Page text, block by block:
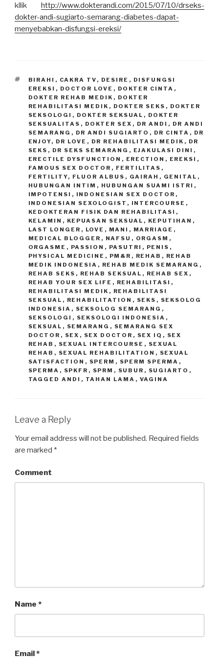
kllik http://www.dokterandi.com/2015/07/10/drseks-
dokter-andi-sugiarto-semarang-diabetes-dapat-
menyebabkan-disfungsi-ereksi/
TAGS
BIRAHI , CAKRA TV , DESIRE , DISFUNGSI
EREKSI , DOCTOR LOVE , DOKTER CINTA ,
DOKTER REHAB MEDIK , DOKTER
REHABILITASI MEDIK , DOKTER SEKS , DOKTER
SEKSOLOGI , DOKTER SEKSUAL , DOKTER
SEKSUALITAS , DOKTER SEX , DR ANDI , DR ANDI
SEMARANG , DR ANDI SUGIARTO , DR CINTA , DR
ENJOY, DR LOVE , DR REHABILITASI MEDIK , DR
SEKS , DR SEKS SEMARANG , EJAKULASI DINI ,
ERECTILE DYSFUNCTION , ERECTION , EREKSI ,
FAMOUS SEX DOCTOR , FERTILITAS ,
FERTILITY, FLUOR ALBUS , GAIRAH , GENITAL ,
HUBUNGAN INTIM , HUBUNGAN SUAMI ISTRI ,
IMPOTENSI , INDONESIAN SEX DOCTOR ,
INDONESIAN SEXOLOGIST , INTERCOURSE ,
KEDOKTERAN FISIK DAN REHABILITASI ,
KELAMIN , KEPUASAN SEKSUAL , KEPUTIHAN ,
LAST LONGER , LOVE , MANI , MARRIAGE ,
MEDICAL BLOGGER , NAFSU , ORGASM ,
ORGASME , PASSION , PASUTRI , PENIS ,
PHYSICAL MEDICINE , PM&R , REHAB , REHAB
MEDIK INDONESIA , REHAB MEDIK SEMARANG ,
REHAB SEKS , REHAB SEKSUAL , REHAB SEX ,
REHAB YOUR SEX LIFE , REHABILITASI ,
REHABILITASI MEDIK , REHABILITASI
SEKSUAL , REHABILITATION , SEKS , SEKSOLOG
INDONESIA , SEKSOLOG SEMARANG ,
SEKSOLOGI , SEKSOLOGI INDONESIA ,
SEKSUAL , SEMARANG , SEMARANG SEX
DOCTOR , SEX , SEX DOCTOR , SEX IQ , SEX
REHAB , SEXUAL INTERCOURSE , SEXUAL
REHAB , SEXUAL REHABILITATION , SEXUAL
SATISFACTION , SPERM , SPERM SPERMA ,
SPERMA , SPKFR , SPRM , SUBUR , SUGIARTO ,
TAGGED ANDI , TAHAN LAMA , VAGINA
Leave a Reply
Your email address will not be published. Required fields
are marked *
Comment
Name *
Email *